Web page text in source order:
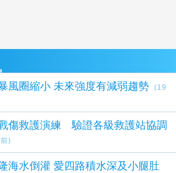
颱風白海豚暴風圈縮小 未來強度有減弱趨勢
(19
傷救護演練 驗證各級救護站協調
)
颱風逼近基隆海水倒灌 愛四路積水深及小腿肚